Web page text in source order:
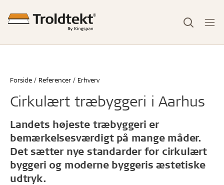
Forside Referencer Erhverv
Cirkulært træbyggeri i Aarhus
Landets højeste træbyggeri er
bemærkelsesværdigt på mange måder.
Det sætter nye standarder for cirkulært
byggeri og moderne byggeris æstetiske
udtryk.